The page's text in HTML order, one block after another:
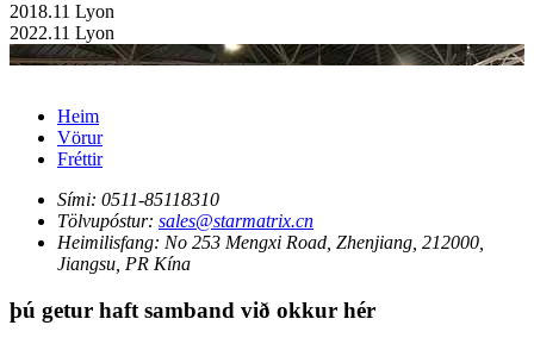
2018.11 Lyon
2022.11 Lyon
Heim
Vörur
Fréttir
Sími: 0511-85118310
Tölvupóstur: sales@starmatrix.cn
Heimilisfang: No 253 Mengxi Road, Zhenjiang, 212000,
Jiangsu, PR Kína
þú getur haft samband við okkur hér